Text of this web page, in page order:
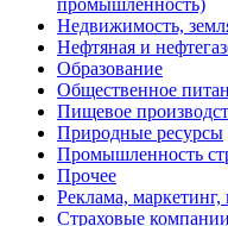
Недвижимость,
Нефтяная и
Образование
Общественное
Пищевое
Природные ресурсы
Промышленность
Прочее
Реклама,
Страховые компании